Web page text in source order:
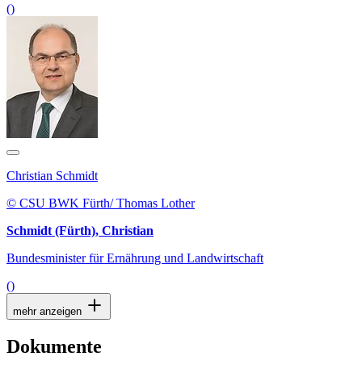
()
Christian Schmidt
© CSU BWK Fürth/ Thomas Lother
Schmidt (Fürth), Christian
Bundesminister für Ernährung und Landwirtschaft
()
mehr anzeigen
Dokumente